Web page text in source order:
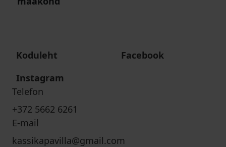
Koduleht
Facebook
Instagram
Telefon
+372 5662 6261
E-mail
kassikapavilla@gmail.com